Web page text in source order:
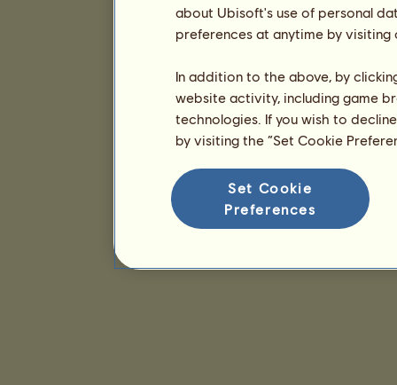
about Ubisoft's use of personal
preferences at anytime by
In addition to the above, by
website activity, including game
technologies. If you wish to
by visiting the “Set Cookie
Set Cookie
Preferences